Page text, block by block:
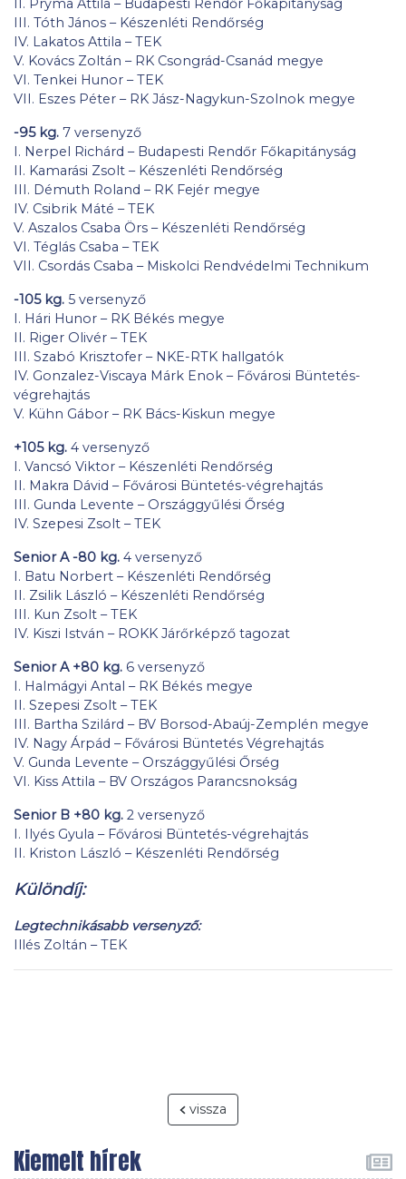
II. Pryma Attila – Budapesti Rendőr Főkapitányság
III. Tóth János – Készenléti Rendőrség
IV. Lakatos Attila – TEK
V. Kovács Zoltán – RK Csongrád-Csanád megye
VI. Tenkei Hunor – TEK
VII. Eszes Péter – RK Jász-Nagykun-Szolnok megye
-95 kg. 7 versenyző
I. Nerpel Richárd – Budapesti Rendőr Főkapitányság
II. Kamarási Zsolt – Készenléti Rendőrség
III. Démuth Roland – RK Fejér megye
IV. Csibrik Máté – TEK
V. Aszalos Csaba Örs – Készenléti Rendőrség
VI. Téglás Csaba – TEK
VII. Csordás Csaba – Miskolci Rendvédelmi Technikum
-105 kg. 5 versenyző
I. Hári Hunor – RK Békés megye
II. Riger Olivér – TEK
III. Szabó Krisztofer – NKE-RTK hallgatók
IV. Gonzalez-Viscaya Márk Enok – Fővárosi Büntetés-
végrehajtás
V. Kühn Gábor – RK Bács-Kiskun megye
+105 kg. 4 versenyző
I. Vancsó Viktor – Készenléti Rendőrség
II. Makra Dávid – Fővárosi Büntetés-végrehajtás
III. Gunda Levente – Országgyűlési Őrség
IV. Szepesi Zsolt – TEK
Senior A -80 kg. 4 versenyző
I. Batu Norbert – Készenléti Rendőrség
II. Zsilik László – Készenléti Rendőrség
III. Kun Zsolt – TEK
IV. Kiszi István – ROKK Járőrképző tagozat
Senior A +80 kg. 6 versenyző
I. Halmágyi Antal – RK Békés megye
II. Szepesi Zsolt – TEK
III. Bartha Szilárd – BV Borsod-Abaúj-Zemplén megye
IV. Nagy Árpád – Fővárosi Büntetés Végrehajtás
V. Gunda Levente – Országgyűlési Őrség
VI. Kiss Attila – BV Országos Parancsnokság
Senior B +80 kg. 2 versenyző
I. Ilyés Gyula – Fővárosi Büntetés-végrehajtás
II. Kriston László – Készenléti Rendőrség
Különdíj:
Legtechnikásabb versenyző:
Illés Zoltán – TEK
vissza
Kiemelt hírek